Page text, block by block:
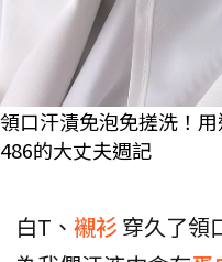
領口汗漬免泡免搓洗！
486的大丈夫週記
白T、 襯衫 穿久了領